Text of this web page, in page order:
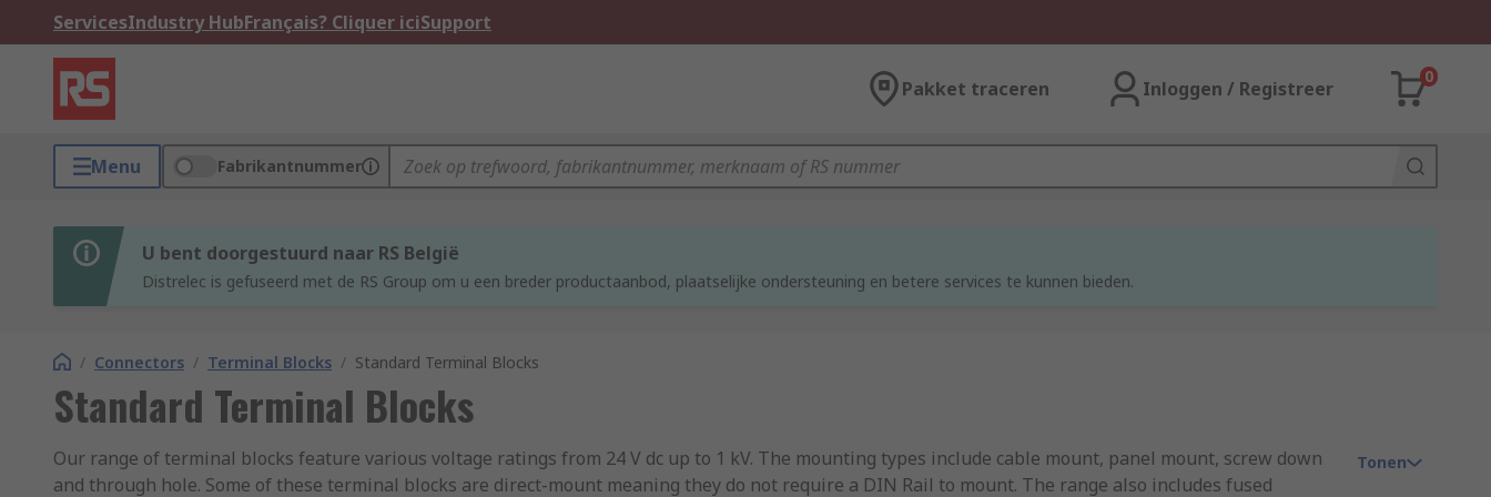
ServicesIndustry HubFrançais? Cliquer iciSupport
Pakket traceren Inloggen / Registreer
0
Menu Fabrikantnummer
U bent doorgestuurd naar RS België
Distrelec is gefuseerd met de RS Group om u een breder productaanbod, plaatselijke ondersteuning en betere services te kunnen bieden.
/ Connectors / Terminal Blocks / Standard Terminal Blocks
Standard Terminal Blocks
Our range of terminal blocks feature various voltage ratings from 24 V dc up to 1 kV. The mounting types include cable mount, panel mount, screw down
and through hole. Some of these terminal blocks are direct-mount meaning they do not require a DIN Rail to mount. The range also includes fused
Tonen